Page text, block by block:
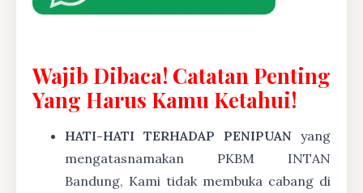
Wajib Dibaca! Catatan Penting
Yang Harus Kamu Ketahui!
HATI-HATI TERHADAP PENIPUAN yang
mengatasnamakan PKBM INTAN
Bandung, Kami tidak membuka cabang di